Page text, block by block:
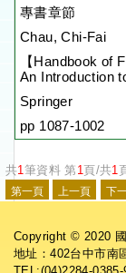
專書章節
Chau, Chi-Fai
【Handbook of
An Introduction
Springer
pp 1087-1002
共1 筆資料 第 1 頁/共1
Copyright © 2020
地址：402台中市南